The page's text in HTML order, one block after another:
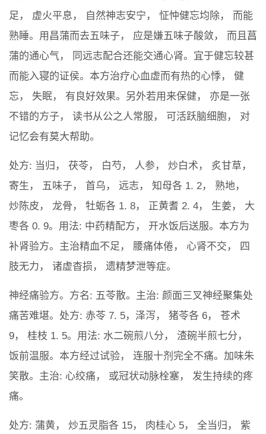
足， 虚火平息， 自然神志安宁， 怔忡健忘均除， 而能
熟睡。用昌蒲而去五味子， 应是嫌五味子酸敛， 而且菖
蒲的通心气， 同远志配合还能交通心肾。宜于健忘较甚
而能入寝的证侯。本方治疗心血虚而有热的心悸， 健
忘， 失眠， 有良好效果。另外若用来保健， 亦是一张
不错的方子， 读书从公之人常服， 可活跃脑细胞， 对
记忆会有莫大帮助。
处方: 当归， 茯苓， 白芍， 人参， 炒白术， 炙甘草，
寄生， 五味子， 首乌， 远志， 知母各 1. 2， 熟地，
炒陈皮， 龙骨， 牡蛎各 1. 8， 正黄耆 2. 4， 生姜， 大
枣各 0. 9。用法: 中药精配方， 开水饭后送服。本方为
补肾验方。主治精血不足， 腰痛体倦， 心肾不交， 四
肢无力， 诸虚杳损， 遗精梦泄等症。
神经痛验方。方名: 五苓散。主治: 颜面三叉神经聚集处
痛苦难堪。处方: 赤苓 7. 5，泽泻， 猪苓各 6， 苍术
9， 桂枝 1. 5。用法: 水二碗煎八分， 渣碗半煎七分，
饭前温服。本方经过试验， 连服十剂完全不痛。加味朱
笑散。主治: 心绞痛， 或冠状动脉栓塞， 发生持续的疼
痛。
处方: 蒲黄， 炒五灵脂各 15， 肉桂心 5， 全当归， 紫